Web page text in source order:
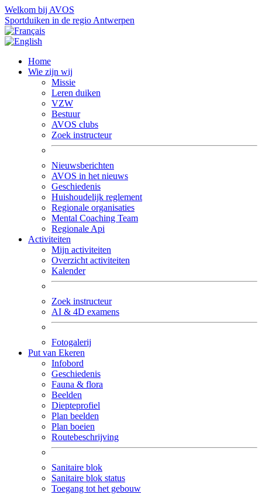
Welkom bij AVOS
Sportduiken in de regio Antwerpen
Home
Wie zijn wij
Missie
Leren duiken
VZW
Bestuur
AVOS clubs
Zoek instructeur
Nieuwsberichten
AVOS in het nieuws
Geschiedenis
Huishoudelijk reglement
Regionale organisaties
Mental Coaching Team
Regionale Api
Activiteiten
Mijn activiteiten
Overzicht activiteiten
Kalender
Zoek instructeur
AI & 4D examens
Fotogalerij
Put van Ekeren
Infobord
Geschiedenis
Fauna & flora
Beelden
Diepteprofiel
Plan beelden
Plan boeien
Routebeschrijving
Sanitaire blok
Sanitaire blok status
Toegang tot het gebouw